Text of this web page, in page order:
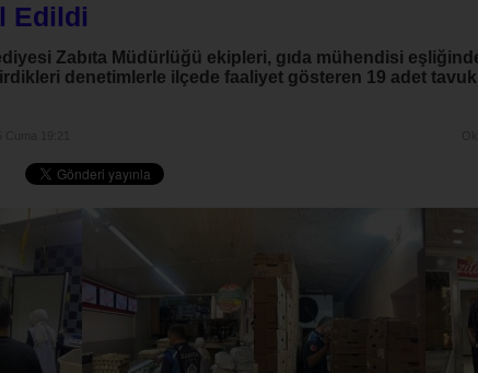
Edildi
Zabıta Müdürlüğü ekipleri, gıda mühendisi
denetimlerle ilçede faaliyet gösteren 19 adet